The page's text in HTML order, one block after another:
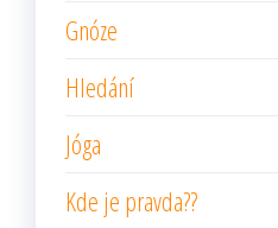
Gnóze
Hledání
Jóga
Kde je pravda??